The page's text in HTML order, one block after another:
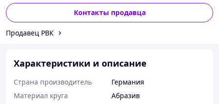
Контакты продавца
Продавец РВК
Характеристики и описание
Страна производитель
Германия
Материал круга
Абразив